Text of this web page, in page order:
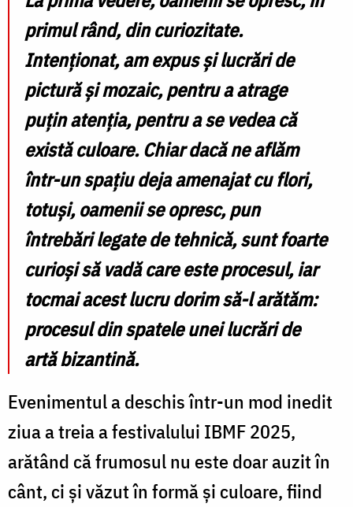
primul rând, din curiozitate.
Intenționat, am expus și lucrări de
pictură și mozaic, pentru a atrage
puțin atenția, pentru a se vedea că
există culoare. Chiar dacă ne aflăm
într-un spațiu deja amenajat cu flori,
totuși, oamenii se opresc, pun
întrebări legate de tehnică, sunt foarte
curioși să vadă care este procesul, iar
tocmai acest lucru dorim să-l arătăm:
procesul din spatele unei lucrări de
artă bizantină.
Evenimentul a deschis într-un mod inedit
ziua a treia a festivalului IBMF 2025,
arătând că frumosul nu este doar auzit în
cânt, ci și văzut în formă și culoare, fiind